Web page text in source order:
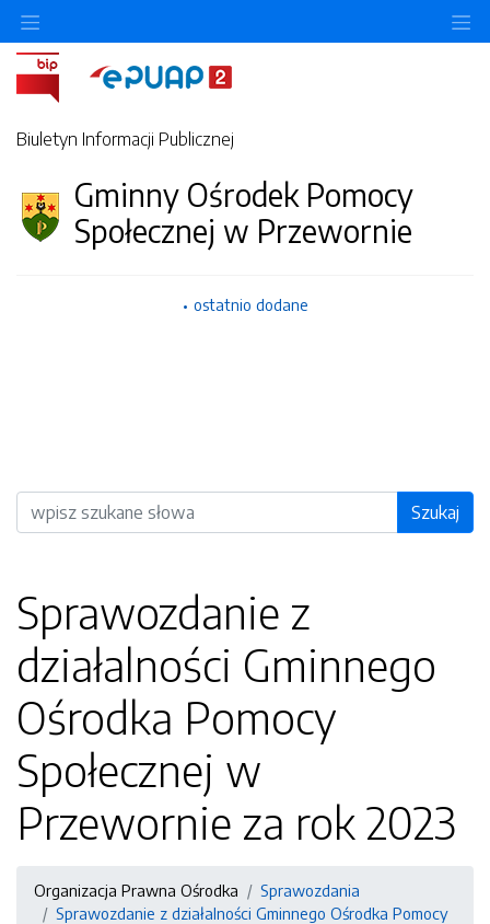
Biuletyn Informacji Publicznej
Gminny Ośrodek Pomocy
Społecznej w Przewornie
ostatnio dodane
Wyszukiwarka Szukaj
Sprawozdanie z
działalności Gminnego
Ośrodka Pomocy
Społecznej w
Przewornie za rok 2023
Organizacja Prawna Ośrodka
Sprawozdania
Sprawozdanie z działalności Gminnego Ośrodka Pomocy